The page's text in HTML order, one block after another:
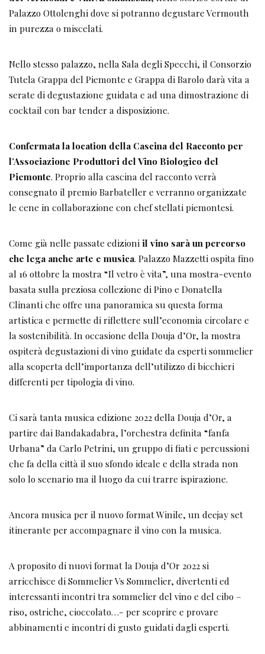
Palazzo Ottolenghi dove si potranno degustare Vermouth
in purezza o miscelati.
Nello stesso palazzo, nella Sala degli Specchi, il Consorzio
Tutela Grappa del Piemonte e Grappa di Barolo darà vita a
serate di degustazione guidata e ad una dimostrazione di
cocktail con bar tender a disposizione.
Confermata la location della Cascina del Racconto per
l’Associazione Produttori del Vino Biologico del
Piemonte. Proprio alla cascina del racconto verrà
consegnato il premio Barbateller e verranno organizzate
le cene in collaborazione con chef stellati piemontesi.
Come già nelle passate edizioniil vino sarà un percorso
che lega anche arte e musica. Palazzo Mazzetti ospita fino
al 16 ottobre la mostra “Il vetro è vita”, una mostra-evento
basata sulla preziosa collezione di Pino e Donatella
Clinanti che offre una panoramica su questa forma
artistica e permette di riflettere sull’economia circolare e
la sostenibilità. In occasione della Douja d’Or, la mostra
ospiterà degustazioni di vino guidate da esperti sommelier
alla scoperta dell’importanza dell’utilizzo di bicchieri
differenti per tipologia di vino.
Ci sarà tanta musica edizione 2022 della Douja d’Or, a
partire dai Bandakadabra, l’orchestra definita “fanfa
Urbana” da Carlo Petrini, un gruppo di fiati e percussioni
che fa della città il suo sfondo ideale e della strada non
solo lo scenario ma il luogo da cui trarre ispirazione.
Ancora musica per il nuovo format Winile, un deejay set
itinerante per accompagnare il vino con la musica.
A proposito di nuovi format la Douja d’Or 2022 si
arricchisce di Sommelier Vs Sommelier, divertenti ed
interessanti incontri tra sommelier del vino e del cibo –
riso, ostriche, cioccolato…- per scoprire e provare
abbinamenti e incontri di gusto guidati dagli esperti.